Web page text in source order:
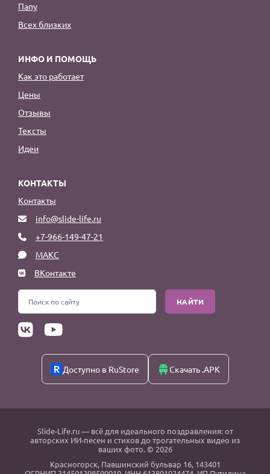
Папу
Всех близких
ИНФО И ПОМОЩЬ
Как это работает
Цены
Отзывы
Тексты
Идеи
КОНТАКТЫ
Контакты
info@slide-life.ru
+7-966-149-47-21
МАКС
ВКонтакте
НАЙТИ
Доступно в RuStore Скачать .APK
Slide-Life.ru— всё для идеального поздравления: от
авторских ИИ-песен и стихов до трогательных видео из
ваших фото. © 2026
Красногорск, Павшинский бульвар 16, 143401